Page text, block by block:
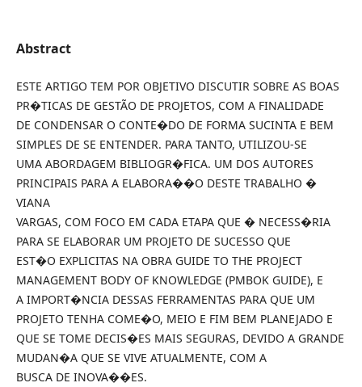
Abstract
ESTE ARTIGO TEM POR OBJETIVO DISCUTIR SOBRE AS BOAS
PR�TICAS DE GESTÃO DE PROJETOS, COM A FINALIDADE
DE CONDENSAR O CONTE�DO DE FORMA SUCINTA E BEM
SIMPLES DE SE ENTENDER. PARA TANTO, UTILIZOU-SE
UMA ABORDAGEM BIBLIOGR�FICA. UM DOS AUTORES
PRINCIPAIS PARA A ELABORA��O DESTE TRABALHO �
VIANA
VARGAS, COM FOCO EM CADA ETAPA QUE � NECESS�RIA
PARA SE ELABORAR UM PROJETO DE SUCESSO QUE
EST�O EXPLICITAS NA OBRA GUIDE TO THE PROJECT
MANAGEMENT BODY OF KNOWLEDGE (PMBOK GUIDE), E
A IMPORT�NCIA DESSAS FERRAMENTAS PARA QUE UM
PROJETO TENHA COME�O, MEIO E FIM BEM PLANEJADO E
QUE SE TOME DECIS�ES MAIS SEGURAS, DEVIDO A GRANDE
MUDAN�A QUE SE VIVE ATUALMENTE, COM A
BUSCA DE INOVA��ES.